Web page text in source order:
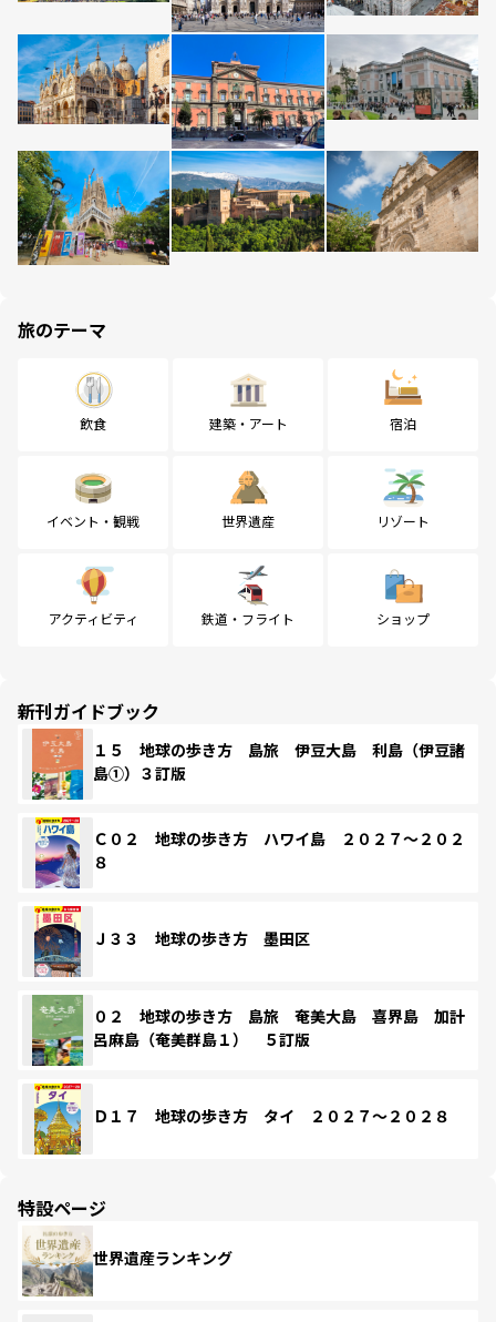
旅のテーマ
飲食 建築・アート 宿泊
イベント・観戦 世界遺産 リゾート
アクティビティ 鉄道・フライト ショップ
新刊ガイドブック
１５ 地球の歩き方 島旅 伊豆大島 利島（伊豆諸
島①）３訂版
Ｃ０２ 地球の歩き方 ハワイ島 ２０２７～２０２
８
Ｊ３３ 地球の歩き方 墨田区
０２ 地球の歩き方 島旅 奄美大島 喜界島 加計
呂麻島（奄美群島１） ５訂版
Ｄ１７ 地球の歩き方 タイ ２０２７～２０２８
特設ページ
世界遺産ランキング